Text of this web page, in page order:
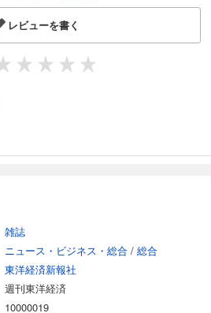
する
2026/3/28号
する
2026/3/14・3/21合併号
試し読み
する
2026/3/7号
レビューを書く
雑誌
ニュース・ビジネス・総合 / 総合
東洋経済新報社
週刊東洋経済
10000019